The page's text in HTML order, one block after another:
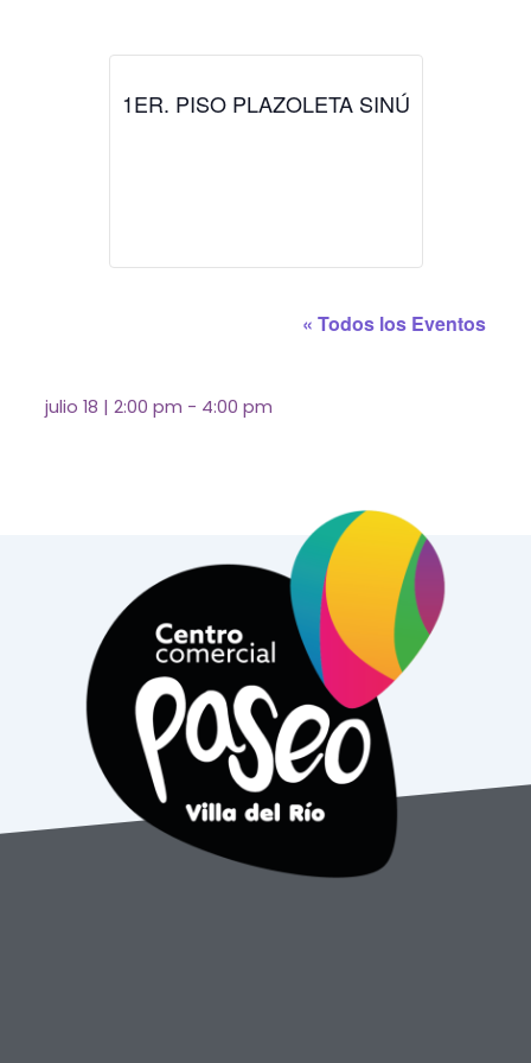
1ER. PISO PLAZOLETA SINÚ
« Todos los Eventos
julio 18 | 2:00 pm - 4:00 pm